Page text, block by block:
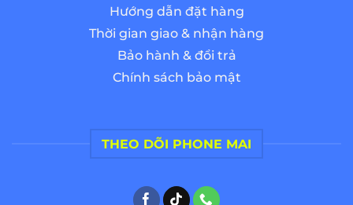
Hướng dẫn đặt hàng
Thời gian giao & nhận hàng
Bảo hành & đổi trả
Chính sách bảo mật
THEO DÕI PHONE MAI